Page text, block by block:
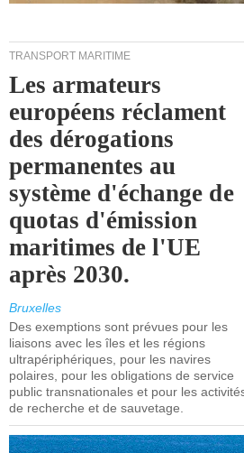
TRANSPORT MARITIME
Les armateurs
européens réclament
des dérogations
permanentes au
système d'échange de
quotas d'émission
maritimes de l'UE
après 2030.
Bruxelles
Des exemptions sont prévues pour les
liaisons avec les îles et les régions
ultrapériphériques, pour les navires
polaires, pour les obligations de service
public transnationales et pour les
de recherche et de sauvetage.